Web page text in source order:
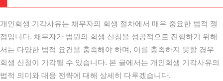
개인회생 기각사유는 채무자의 회생 절차에서 매우 중요한 법적 쟁
점입니다. 채무자가 법원의 회생 신청을 성공적으로 진행하기 위해
서는 다양한 법적 요건을 충족해야 하며, 이를 충족하지 못할 경우
회생 신청이 기각될 수 있습니다. 본 글에서는 개인회생 기각사유의
법적 의미와 대응 전략에 대해 상세히 다루겠습니다.